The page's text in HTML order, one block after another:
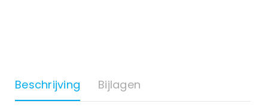
Beschrijving Bijlagen